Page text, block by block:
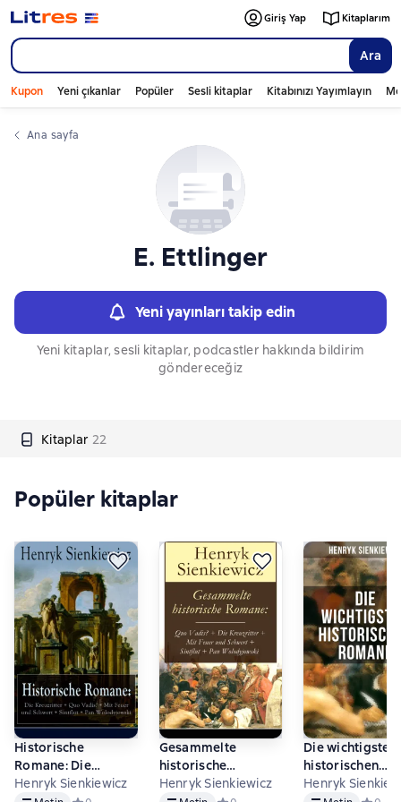
Ara
Giriş Yap Kitaplarım
Kupon Yeni çıkanlar Popüler Sesli kitaplar Kitabınızı Yayımlayın
Ana sayfa
E. Ettlinger
Yeni yayınları takip edin
Yeni kitaplar, sesli kitaplar, podcastler hakkında bildirim
göndereceğiz
Kitaplar 22
Слайдер с книгами
Popüler kitaplar
Historische
Romane: Die
Kreuzritter + Quo
Henryk Sienkiewicz
Gesammelte
historische
Romane: Quo
Henryk Sienkiewicz
Die wichtigsten
historischen
Romane von
Henryk